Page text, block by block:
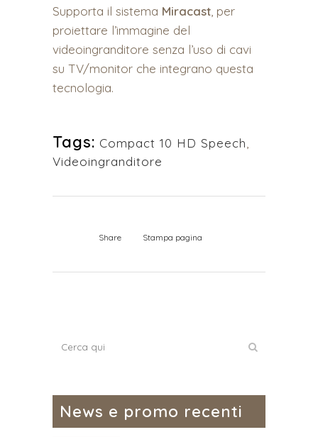
Supporta il sistema Miracast , per
proiettare l’immagine del
videoingranditore senza l’uso di cavi
su TV/monitor che integrano questa
tecnologia.
Tags: Compact 10 HD Speech
Videoingranditore
Share Stampa pagina
News e promo recenti